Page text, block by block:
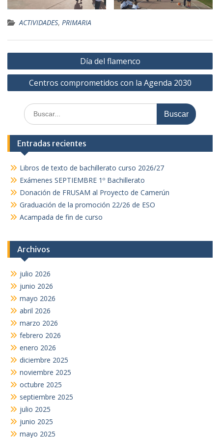
ACTIVIDADES, PRIMARIA
Navegación
de
entradas
Día del flamenco
Centros comprometidos con la Agenda 2030
Buscar:
Entradas recientes
Libros de texto de bachillerato curso 2026/27
Exámenes SEPTIEMBRE 1º Bachillerato
Donación de FRUSAM al Proyecto de Camerún
Graduación de la promoción 22/26 de ESO
Acampada de fin de curso
Archivos
julio 2026
junio 2026
mayo 2026
abril 2026
marzo 2026
febrero 2026
enero 2026
diciembre 2025
noviembre 2025
octubre 2025
septiembre 2025
julio 2025
junio 2025
mayo 2025